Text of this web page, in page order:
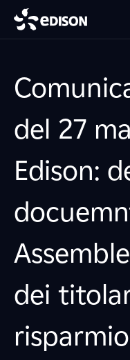
del 27
Edison:
dei